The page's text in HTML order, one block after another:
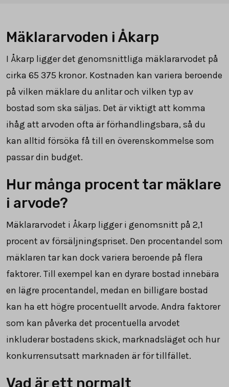
Mäklararvoden i Åkarp
I Åkarp ligger det genomsnittliga mäklararvodet på
cirka 65 375 kronor. Kostnaden kan variera beroende
på vilken mäklare du anlitar och vilken typ av
bostad som ska säljas. Det är viktigt att komma
ihåg att arvoden ofta är förhandlingsbara, så du
kan alltid försöka få till en överenskommelse som
passar din budget.
Hur många procent tar mäklare
i arvode?
Mäklararvodet i Åkarp ligger i genomsnitt på 2,1
procent av försäljningspriset. Den procentandel som
mäklaren tar kan dock variera beroende på flera
faktorer. Till exempel kan en dyrare bostad innebära
en lägre procentandel, medan en billigare bostad
kan ha ett högre procentuellt arvode. Andra faktorer
som kan påverka det procentuella arvodet
inkluderar bostadens skick, marknadsläget och hur
konkurrensutsatt marknaden är för tillfället.
Vad är ett normalt